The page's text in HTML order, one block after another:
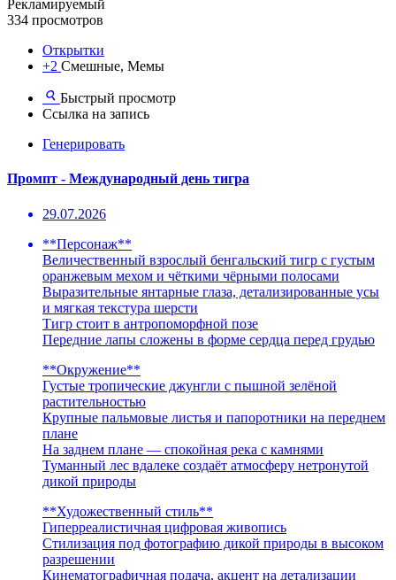
Рекламируемый
334 просмотров
Открытки
+2 Смешные, Мемы
Быстрый просмотр
Ссылка на запись
Генерировать
Промпт - Международный день тигра
29.07.2026
**Персонаж**
Величественный взрослый бенгальский тигр с густым
оранжевым мехом и чёткими чёрными полосами
Выразительные янтарные глаза, детализированные усы
и мягкая текстура шерсти
Тигр стоит в антропоморфной позе
Передние лапы сложены в форме сердца перед грудью
**Окружение**
Густые тропические джунгли с пышной зелёной
растительностью
Крупные пальмовые листья и папоротники на переднем
плане
На заднем плане — спокойная река с камнями
Туманный лес вдалеке создаёт атмосферу нетронутой
дикой природы
**Художественный стиль**
Гиперреалистичная цифровая живопись
Стилизация под фотографию дикой природы в высоком
разрешении
Кинематографичная подача, акцент на детализации